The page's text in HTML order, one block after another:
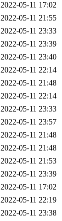
2022-05-11 17:02
2022-05-11 21:55
2022-05-11 23:33
2022-05-11 23:39
2022-05-11 23:40
2022-05-11 22:14
2022-05-11 21:48
2022-05-11 22:14
2022-05-11 23:33
2022-05-11 23:57
2022-05-11 21:48
2022-05-11 21:48
2022-05-11 21:53
2022-05-11 23:39
2022-05-11 17:02
2022-05-11 22:19
2022-05-11 23:38